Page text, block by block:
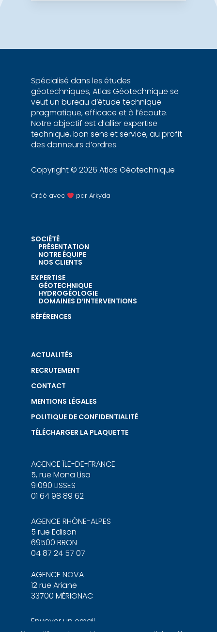
Spécialisé dans les études
géotechniques, Atlas Géotechnique se
veut un bureau d’étude technique
pragmatique, efficace et à l’écoute.
Notre objectif est d’allier expertise
technique, bon sens et service, au profit
des donneurs d’ordres.
Copyright © 2026 Atlas Géotechnique
Créé avec par Arkyda
SOCIÉTÉ
PRÉSENTATION
NOTRE ÉQUIPE
NOS CLIENTS
EXPERTISE
GÉOTECHNIQUE
HYDROGÉOLOGIE
DOMAINES D’INTERVENTIONS
RÉFÉRENCES
ACTUALITÉS
RECRUTEMENT
CONTACT
MENTIONS LÉGALES
POLITIQUE DE CONFIDENTIALITÉ
TÉLÉCHARGER LA PLAQUETTE
AGENCE ÎLE-DE-FRANCE
5, rue Mona Lisa
91090 LISSES
01 64 98 89 62
AGENCE RHÔNE-ALPES
5 rue Edison
69500 BRON
04 87 24 57 07
AGENCE NOVA
12 rue Ariane
33700 MÉRIGNAC
Envoyer un email